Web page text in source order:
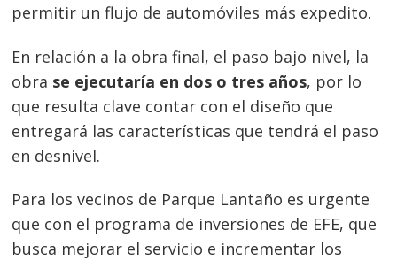
permitir un flujo de automóviles más expedito.
En relación a la obra final, el paso bajo nivel, la
obra se ejecutaría en dos o tres años, por lo
que resulta clave contar con el diseño que
entregará las características que tendrá el paso
en desnivel.
Para los vecinos de Parque Lantaño es urgente
que con el programa de inversiones de EFE, que
busca mejorar el servicio e incrementar los